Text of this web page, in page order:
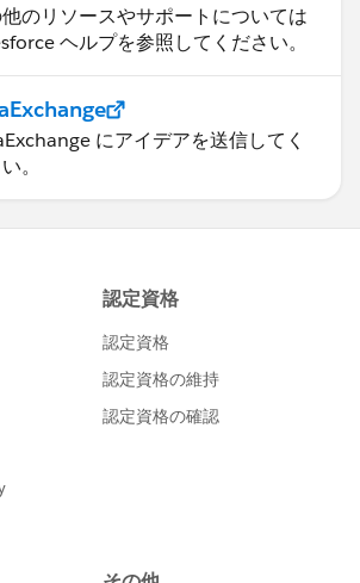
のリソースやサポートについては
ヘルプを参照してください。
にアイデアを送信してく
。